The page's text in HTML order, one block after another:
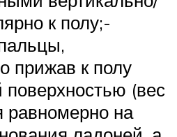
к полу;-
прижав к полу
поверхностью (вес
равномерно на